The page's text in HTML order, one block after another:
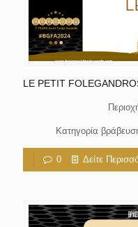
LE PETIT
Κατηγορία
0 Δείτε